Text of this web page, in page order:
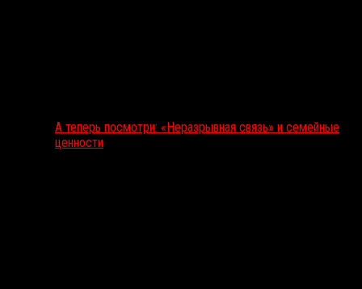
А теперь посмотри: «Неразрывная связь» и семейные
ценности